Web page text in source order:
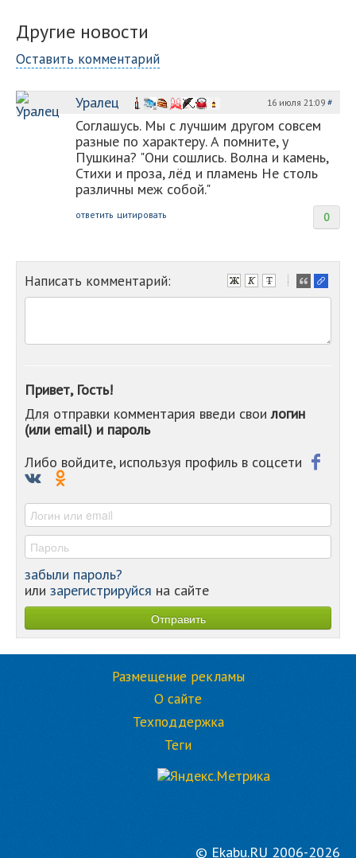
Другие новости
Оставить комментарий
Уралец 16 июля 21:09 #
Соглашусь. Мы с лучшим другом совсем
разные по характеру. А помните, у
Пушкина? "Они сошлись. Волна и камень,
Стихи и проза, лёд и пламень Не столь
различны меж собой."
0
ответить цитировать
Написать комментарий:
-
-
-
-
-
Привет, Гость!
Для отправки комментария введи своилогин
(или email) и пароль
Либо войдите, используя профиль в соцсети
забыли пароль?
или зарегистрируйся на сайте
Размещение рекламы
О сайте
Техподдержка
Теги
© Ekabu.RU 2006-2026